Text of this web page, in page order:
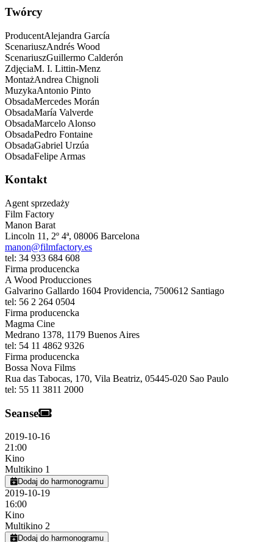
Twórcy
ProducentAlejandra García
ScenariuszAndrés Wood
ScenariuszGuillermo Calderón
ZdjęciaM. I. Littin-Menz
MontażAndrea Chignoli
MuzykaAntonio Pinto
ObsadaMercedes Morán
ObsadaMaría Valverde
ObsadaMarcelo Alonso
ObsadaPedro Fontaine
ObsadaGabriel Urzúa
ObsadaFelipe Armas
Kontakt
Agent sprzedaży
Film Factory
Manon Barat
Lincoln 11, 2º 4ª, 08006 Barcelona
manon@filmfactory.es
tel: 34 933 684 608
Firma producencka
A Wood Producciones
Galvarino Gallardo 1604 Providencia, 7500612 Santiago
tel: 56 2 264 0504
Firma producencka
Magma Cine
Medrano 1378, 1179 Buenos Aires
tel: 54 11 4862 9326
Firma producencka
Bossa Nova Films
Rua das Tabocas, 170, Vila Beatriz, 05445-020 Sao Paulo
tel: 55 11 3811 2000
Seanse
2019-10-16
21:00
Kino
Multikino 1
Dodaj do harmonogramu
2019-10-19
16:00
Kino
Multikino 2
Dodaj do harmonogramu